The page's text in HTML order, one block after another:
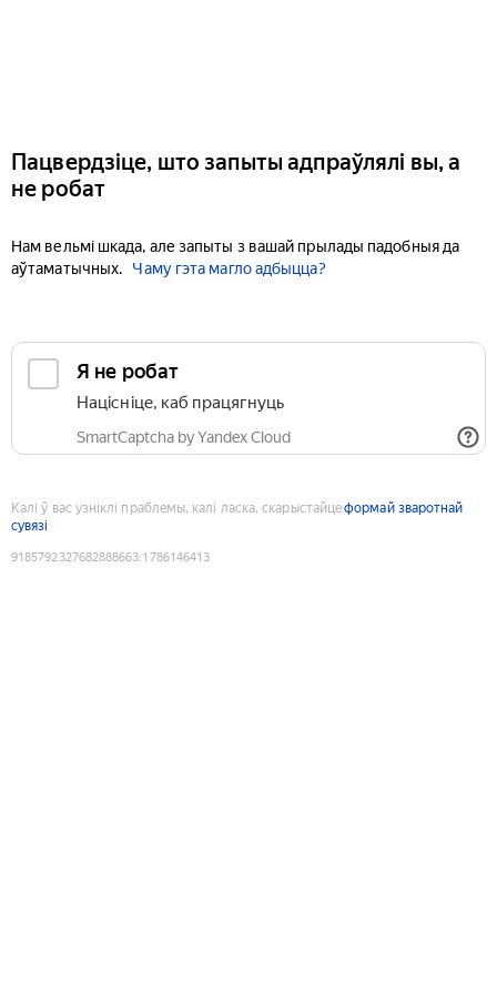
Пацвердзіце, што запыты адпраўлялі вы, а
не робат
Нам вельмі шкада, але запыты з вашай прылады падобныя да
аўтаматычных.
Чаму гэта магло адбыцца?
Я не робат
Націсніце, каб працягнуць
SmartCaptcha by Yandex Cloud
Калі ў вас узніклі праблемы, калі ласка, скарыстайцеформай зваротнай
сувязі
9185792327682888663:1786146413